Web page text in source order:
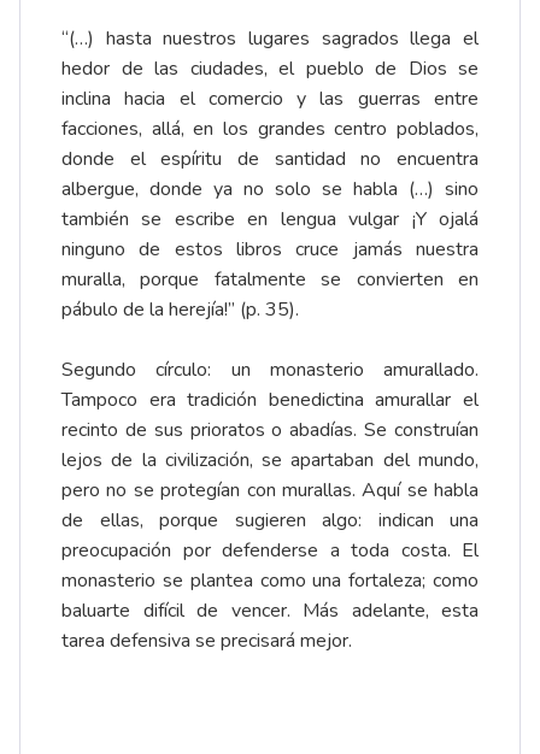
“(…) hasta nuestros lugares sagrados llega el
hedor de las ciudades, el pueblo de Dios se
inclina hacia el comercio y las guerras entre
facciones, allá, en los grandes centro poblados,
donde el espíritu de santidad no encuentra
albergue, donde ya no solo se habla (…) sino
también se escribe en lengua vulgar ¡Y ojalá
ninguno de estos libros cruce jamás nuestra
muralla, porque fatalmente se convierten en
pábulo de la herejía!” (p. 35).
Segundo círculo: un monasterio amurallado.
Tampoco era tradición benedictina amurallar el
recinto de sus prioratos o abadías. Se construían
lejos de la civilización, se apartaban del mundo,
pero no se protegían con murallas. Aquí se habla
de ellas, porque sugieren algo: indican una
preocupación por defenderse a toda costa. El
monasterio se plantea como una fortaleza; como
baluarte difícil de vencer. Más adelante, esta
tarea defensiva se precisará mejor.